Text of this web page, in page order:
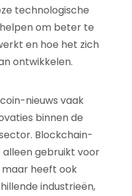
technologische
om beter te
en hoe het zich
ontwikkelen.
nieuws vaak
binnen de
Blockchain-
gebruikt voor
heeft ook
industrieën,